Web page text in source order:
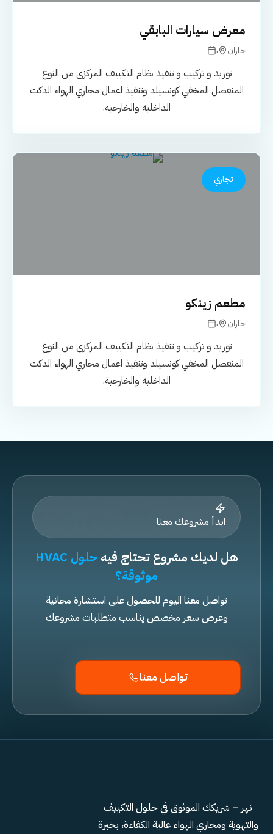
معرض سيارات البابقي
جازان
.
توريد و تركيب و تنفيذ نظام التكييف المركزى من النوع
المنفصل المخفي كونسيلد وتنفيذ اعمال مجاري الهواء الدكت
الداخليه والخارجية.
تجاري
مطعم زينكو
جازان
.
توريد و تركيب و تنفيذ نظام التكييف المركزى من النوع
المنفصل المخفي كونسيلد وتنفيذ اعمال مجاري الهواء الدكت
الداخليه والخارجية.
ابدأ مشروعك معنا
هل لديك مشروع تحتاج فيه
حلول HVAC
موثوقة؟
تواصل معنا اليوم للحصول على استشارة مجانية
وعرض سعر مخصص يناسب متطلبات مشروعك
تواصل معنا
نهر – شريكك الموثوق في حلول التكييف
والتهوية ومجاري الهواء عالية الكفاءة، بخبرة